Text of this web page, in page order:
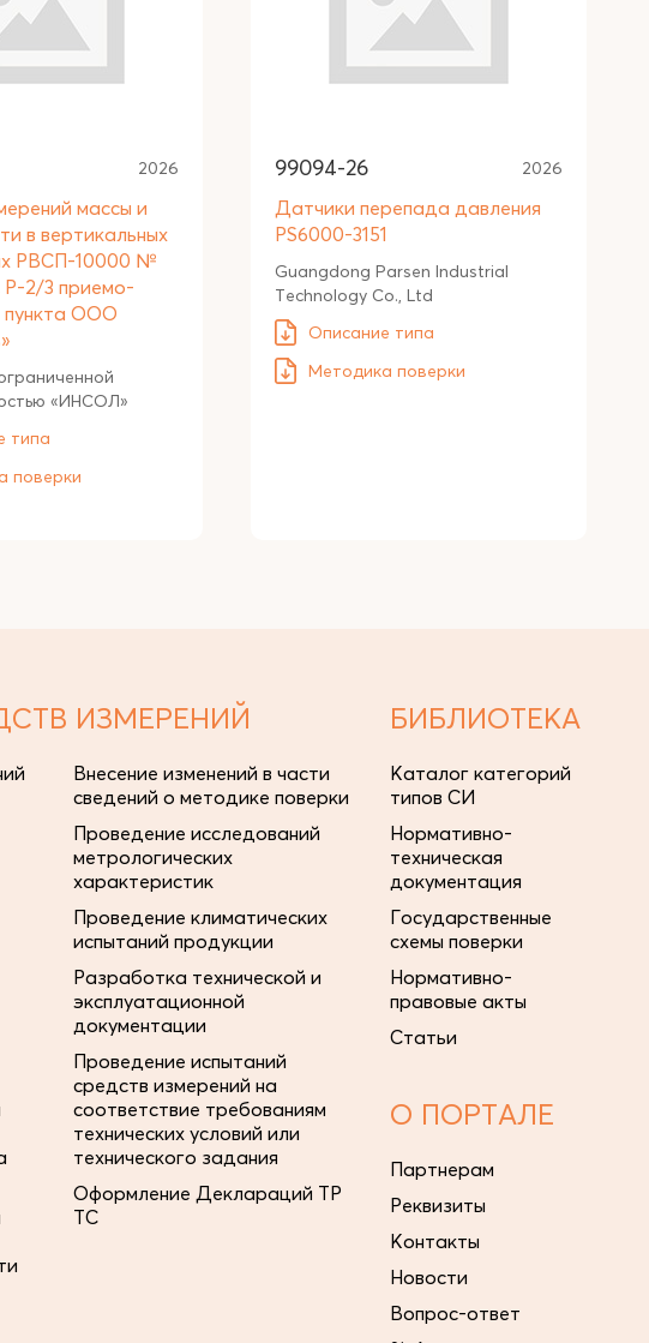
2026
массы и
в вертикальных
РВСП-10000 №
Р-2/3 приемо-
пункта ООО
«ИНСОЛ»
типа
поверки
99094-26 2026
Датчики перепада давления
PS6000-3151
Guangdong Parsen Industrial
Technology Co., Ltd
Описание типа
Методика поверки
ИЗМЕРЕНИЙ
Внесение изменений в части
сведений о методике поверки
Проведение исследований
метрологических
характеристик
Проведение климатических
испытаний продукции
Разработка технической и
эксплуатационной
документации
Проведение испытаний
средств измерений на
соответствие требованиям
технических условий или
технического задания
Оформление Деклараций ТР
ТС
БИБЛИОТЕКА
Каталог категорий
типов СИ
Нормативно-
техническая
документация
Государственные
схемы поверки
Нормативно-
правовые акты
Статьи
О ПОРТАЛЕ
Партнерам
Реквизиты
Контакты
Новости
Вопрос-ответ